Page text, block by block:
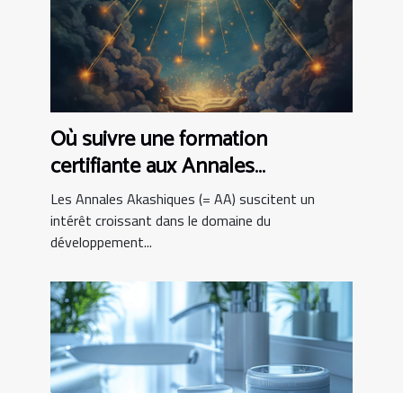
Où suivre une formation
certifiante aux Annales
Akashiques ?
Les Annales Akashiques (= AA) suscitent un
intérêt croissant dans le domaine du
développement...